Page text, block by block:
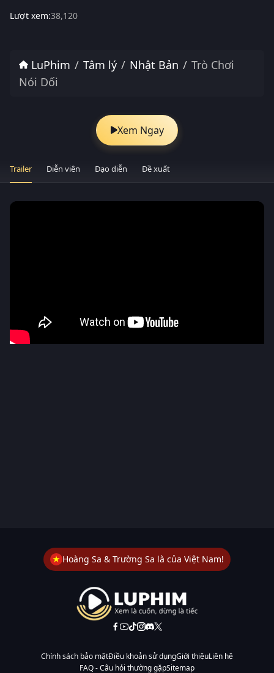
Lượt xem:38,120
LuPhim Tâm lý Nhật Bản
Trò Chơi
Nói Dối
Xem Ngay
Trailer Diễn viên Đạo diễn Đề xuất
Hoàng Sa & Trường Sa là của Việt Nam!
Chính sách bảo mậtĐiều khoản sử dụngGiới thiệuLiên hệ
FAQ - Câu hỏi thường gặpSitemap